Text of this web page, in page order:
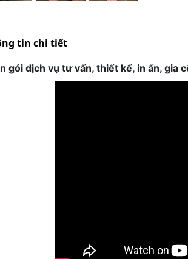
tin chi tiết
gói dịch vụ tư vấn, thiết kế, in ấn, gia